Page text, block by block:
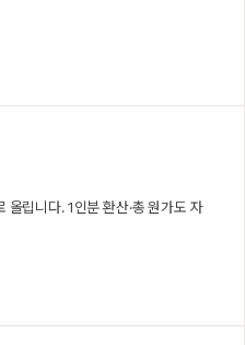
립니다. 1인분 환산·총 원가도 자